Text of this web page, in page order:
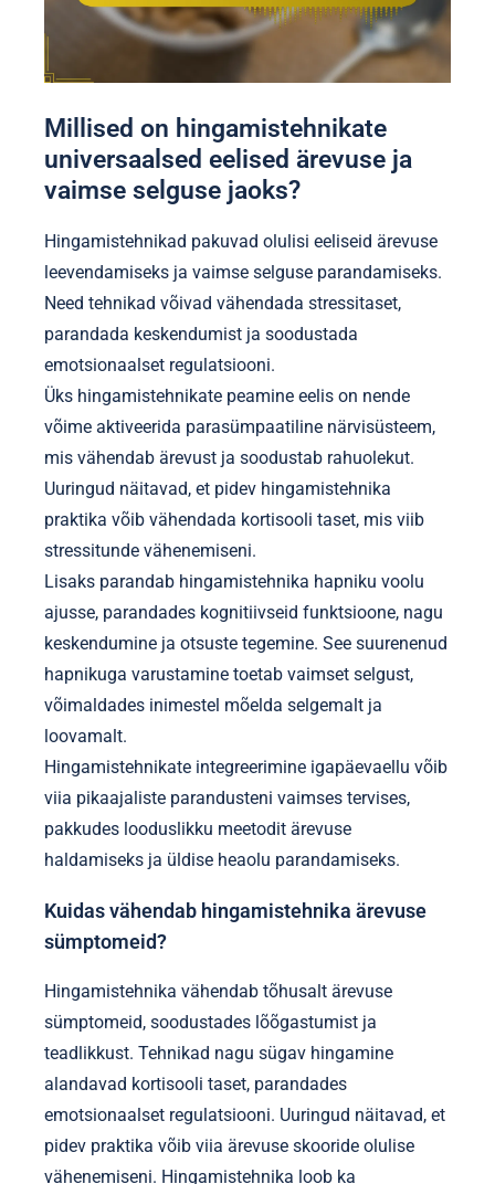
Millised on hingamistehnikate
universaalsed eelised ärevuse ja
vaimse selguse jaoks?
Hingamistehnikad pakuvad olulisi eeliseid ärevuse
leevendamiseks ja vaimse selguse parandamiseks.
Need tehnikad võivad vähendada stressitaset,
parandada keskendumist ja soodustada
emotsionaalset regulatsiooni.
Üks hingamistehnikate peamine eelis on nende
võime aktiveerida parasümpaatiline närvisüsteem,
mis vähendab ärevust ja soodustab rahuolekut.
Uuringud näitavad, et pidev hingamistehnika
praktika võib vähendada kortisooli taset, mis viib
stressitunde vähenemiseni.
Lisaks parandab hingamistehnika hapniku voolu
ajusse, parandades kognitiivseid funktsioone, nagu
keskendumine ja otsuste tegemine. See suurenenud
hapnikuga varustamine toetab vaimset selgust,
võimaldades inimestel mõelda selgemalt ja
loovamalt.
Hingamistehnikate integreerimine igapäevaellu võib
viia pikaajaliste parandusteni vaimses tervises,
pakkudes looduslikku meetodit ärevuse
haldamiseks ja üldise heaolu parandamiseks.
Kuidas vähendab hingamistehnika ärevuse
sümptomeid?
Hingamistehnika vähendab tõhusalt ärevuse
sümptomeid, soodustades lõõgastumist ja
teadlikkust. Tehnikad nagu sügav hingamine
alandavad kortisooli taset, parandades
emotsionaalset regulatsiooni. Uuringud näitavad, et
pidev praktika võib viia ärevuse skooride olulise
vähenemiseni. Hingamistehnika loob ka